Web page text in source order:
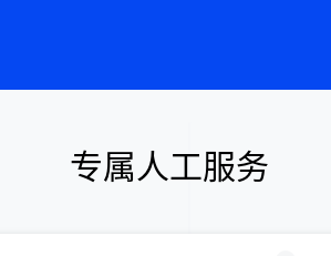
专属人工服务